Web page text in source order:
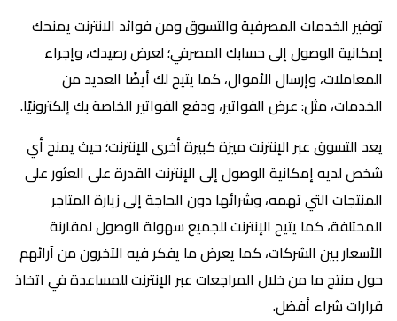
توفير الخدمات المصرفية والتسوق ومن فوائد الانترنت يمنحك
إمكانية الوصول إلى حسابك المصرفي؛ لعرض رصيدك، وإجراء
المعاملات، وإرسال الأموال، كما يتيح لك أيضًا العديد من
الخدمات، مثل: عرض الفواتير، ودفع الفواتير الخاصة بك إلكترونيًا.
يعد التسوق عبر الإنترنت ميزة كبيرة أخرى للإنترنت؛ حيث يمنح أي
شخص لديه إمكانية الوصول إلى الإنترنت القدرة على العثور على
المنتجات التي تهمه، وشرائها دون الحاجة إلى زيارة المتاجر
المختلفة، كما يتيح الإنترنت للجميع سهولة الوصول لمقارنة
الأسعار بين الشركات، كما يعرض ما يفكر فيه الآخرون من آرائهم
حول منتج ما من خلال المراجعات عبر الإنترنت للمساعدة في اتخاذ
قرارات شراء أفضل.